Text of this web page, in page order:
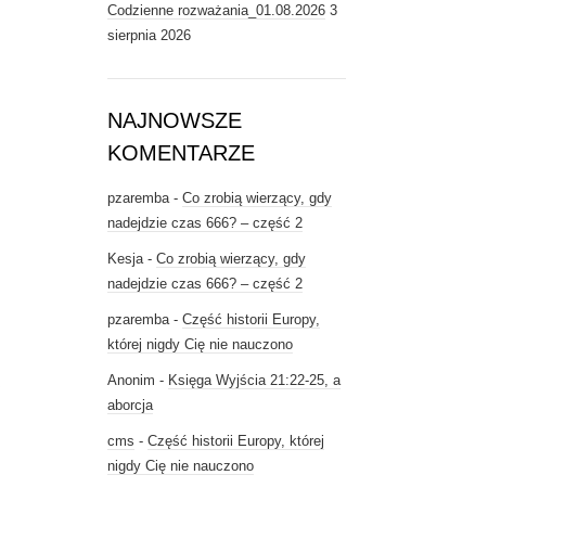
Codzienne rozważania_01.08.2026 3
sierpnia 2026
NAJNOWSZE
KOMENTARZE
pzaremba- Co zrobią wierzący, gdy
nadejdzie czas 666? – część 2
Kesja- Co zrobią wierzący, gdy
nadejdzie czas 666? – część 2
pzaremba- Część historii Europy,
której nigdy Cię nie nauczono
Anonim - Księga Wyjścia 21:22-25, a
aborcja
cms - Część historii Europy, której
nigdy Cię nie nauczono